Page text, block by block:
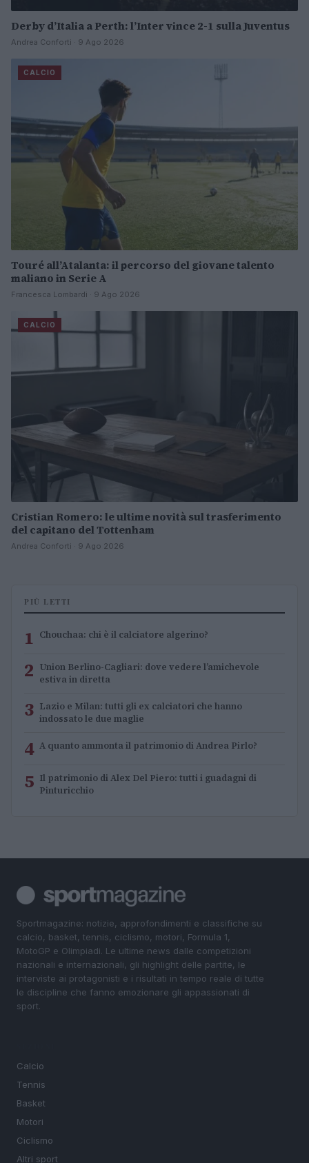
Derby d’Italia a Perth: l’Inter vince 2-1 sulla Juventus
Andrea Conforti · 9 Ago 2026
CALCIO
Touré all’Atalanta: il percorso del giovane talento
maliano in Serie A
Francesca Lombardi · 9 Ago 2026
CALCIO
Cristian Romero: le ultime novità sul trasferimento
del capitano del Tottenham
Andrea Conforti · 9 Ago 2026
PIÙ LETTI
1 Chouchaa: chi è il calciatore algerino?
2 Union Berlino-Cagliari: dove vedere l’amichevole
estiva in diretta
3 Lazio e Milan: tutti gli ex calciatori che hanno
indossato le due maglie
4 A quanto ammonta il patrimonio di Andrea Pirlo?
5 Il patrimonio di Alex Del Piero: tutti i guadagni di
Pinturicchio
Sportmagazine: notizie, approfondimenti e classifiche su
calcio, basket, tennis, ciclismo, motori, Formula 1,
MotoGP e Olimpiadi. Le ultime news dalle competizioni
nazionali e internazionali, gli highlight delle partite, le
interviste ai protagonisti e i risultati in tempo reale di tutte
le discipline che fanno emozionare gli appassionati di
sport.
Calcio
Tennis
Basket
Motori
Ciclismo
Altri sport